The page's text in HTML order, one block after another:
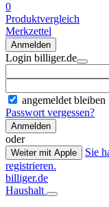
0
Produktvergleich
Merkzettel
Anmelden
Login billiger.de
angemeldet bleiben
Passwort vergessen?
Anmelden
oder
Weiter mit Apple
Sie
registrieren.
billiger.de
Haushalt